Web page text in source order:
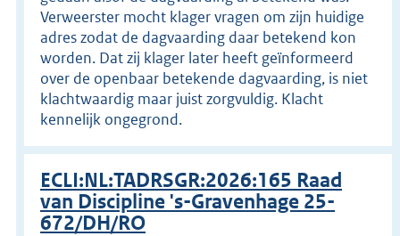
Verweerster mocht klager vragen om zijn huidige
adres zodat de dagvaarding daar betekend kon
worden. Dat zij klager later heeft geïnformeerd
over de openbaar betekende dagvaarding, is niet
klachtwaardig maar juist zorgvuldig. Klacht
kennelijk ongegrond.
ECLI:NL:TADRSGR:2026:165 Raad
van Discipline 's-Gravenhage 25-
672/DH/RO